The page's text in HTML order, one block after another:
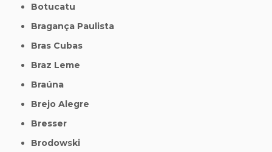
Botucatu
Bragança Paulista
Bras Cubas
Braz Leme
Braúna
Brejo Alegre
Bresser
Brodowski